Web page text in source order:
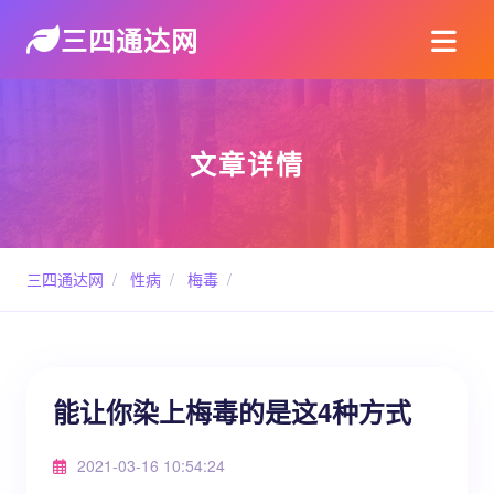
三四通达网
文章详情
三四通达网 / 性病 / 梅毒 /
能让你染上梅毒的是这4种方式
2021-03-16 10:54:24